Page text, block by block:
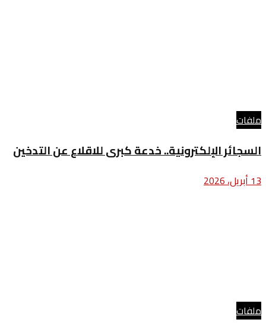
ملفات
السجائر الإلكترونية.. خدعة كبرى للاقلاع عن التدخين
13 أبريل، 2026
ملفات